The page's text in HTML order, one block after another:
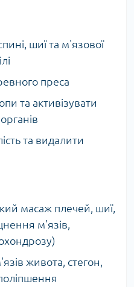
шиї та м'язової
преса
та активізувати
та видалити
масаж плечей, шиї,
м'язів,
живота, стегон,